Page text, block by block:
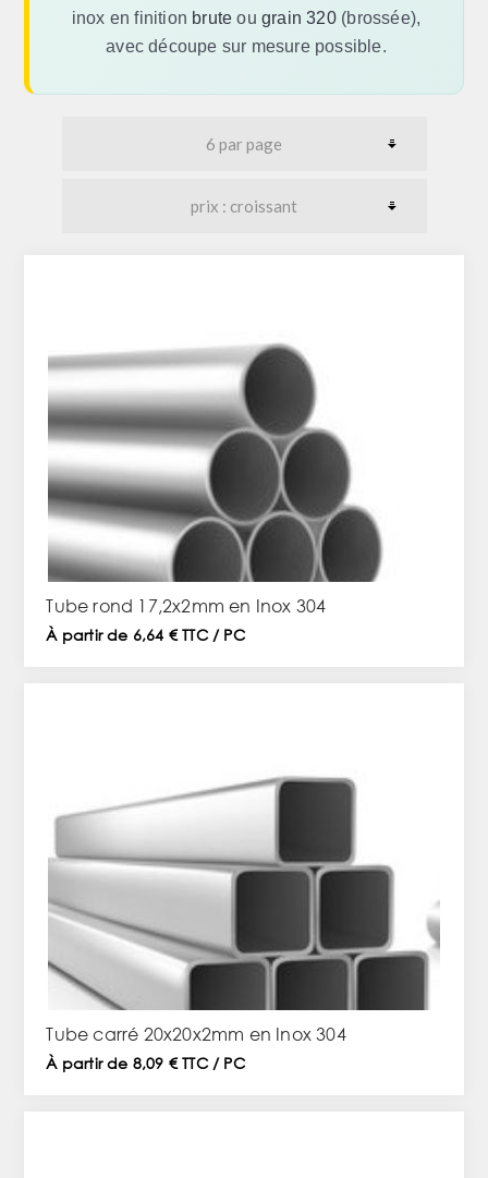
inox en finition brute ougrain 320(brossée),
avec découpe sur mesure possible.
Tube rond 17,2x2mm en Inox 304
À partir de 6,64 € TTC / PC
Tube carré 20x20x2mm en Inox 304
À partir de 8,09 € TTC / PC